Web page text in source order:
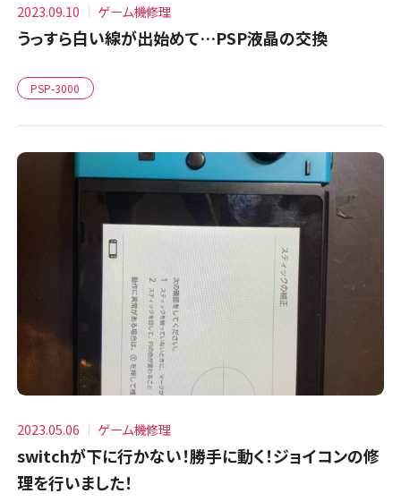
2023.09.10 ゲーム機修理
うっすら白い線が出始めて…PSP液晶の交換
PSP-3000
2023.05.06 ゲーム機修理
switchが下に行かない！勝手に動く！ジョイコンの修
理を行いました！